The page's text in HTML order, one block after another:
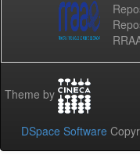
Theme by
DSpace Software